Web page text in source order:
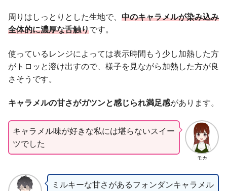
周りはしっとりとした生地で、 中のキャラメルが染み込み
全体的に濃厚な舌触りです。
使っているレンジによっては表示時間もう少し加熱した方
がトロッと溶け出すので、様子を見ながら加熱した方が良
さそうです。
キャラメルの甘さがガツンと感じられ満足感があります。
モカ
キャラメル味が好きな私には堪らないスイー
ツでした
ミルキーな甘さがあるフォンダンキャラメル